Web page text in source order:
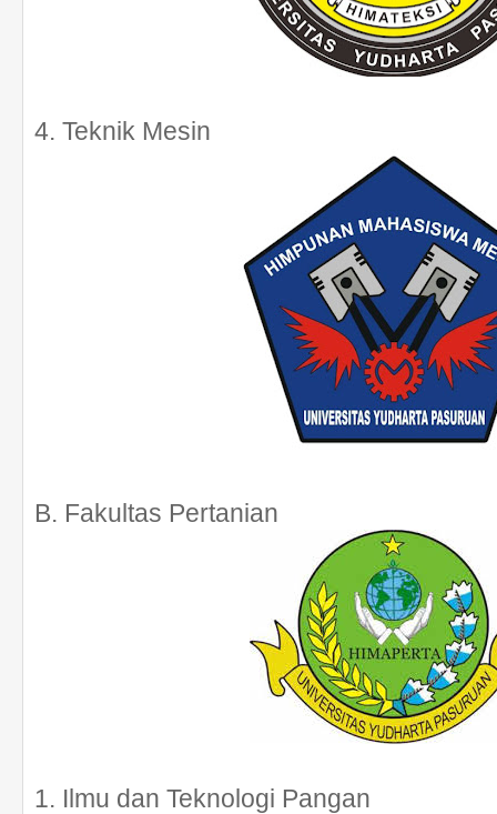
4. Teknik Mesin
B. Fakultas Pertanian
1. Ilmu dan Teknologi Pangan